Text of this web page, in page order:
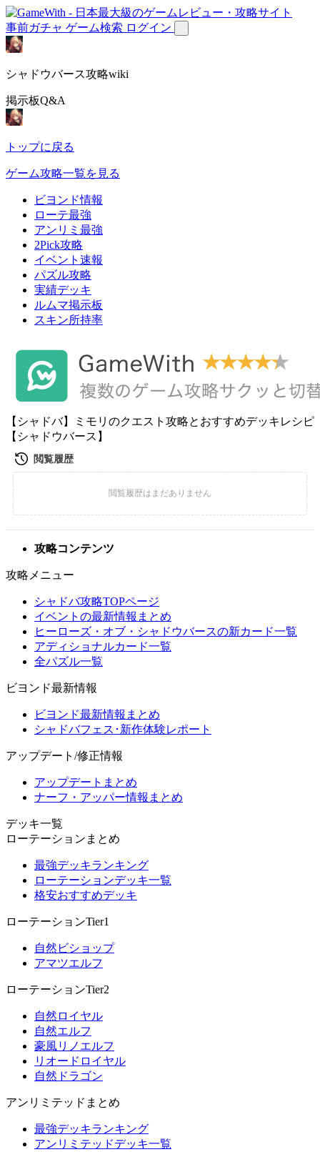
事前ガチャ ゲーム検索 ログイン
シャドウバース攻略wiki
掲示板Q&A
トップに戻る
ゲーム攻略一覧を見る
ビヨンド情報
ローテ最強
アンリミ最強
2Pick攻略
イベント速報
パズル攻略
実績デッキ
ルムマ掲示板
スキン所持率
【シャドバ】ミモリのクエスト攻略とおすすめデッキレシピ
【シャドウバース】
攻略コンテンツ
攻略メニュー
シャドバ攻略TOPページ
イベントの最新情報まとめ
ヒーローズ・オブ・シャドウバースの新カード一覧
アディショナルカード一覧
全パズル一覧
ビヨンド最新情報
ビヨンド最新情報まとめ
シャドバフェス･新作体験レポート
アップデート/修正情報
アップデートまとめ
ナーフ・アッパー情報まとめ
デッキ一覧
ローテーションまとめ
最強デッキランキング
ローテーションデッキ一覧
格安おすすめデッキ
ローテーションTier1
自然ビショップ
アマツエルフ
ローテーションTier2
自然ロイヤル
自然エルフ
豪風リノエルフ
リオードロイヤル
自然ドラゴン
アンリミテッドまとめ
最強デッキランキング
アンリミテッドデッキ一覧